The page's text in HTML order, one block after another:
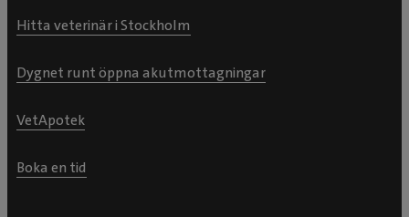
Hitta veterinär i Stockholm
Dygnet runt öppna akutmottagningar
VetApotek
Boka en tid